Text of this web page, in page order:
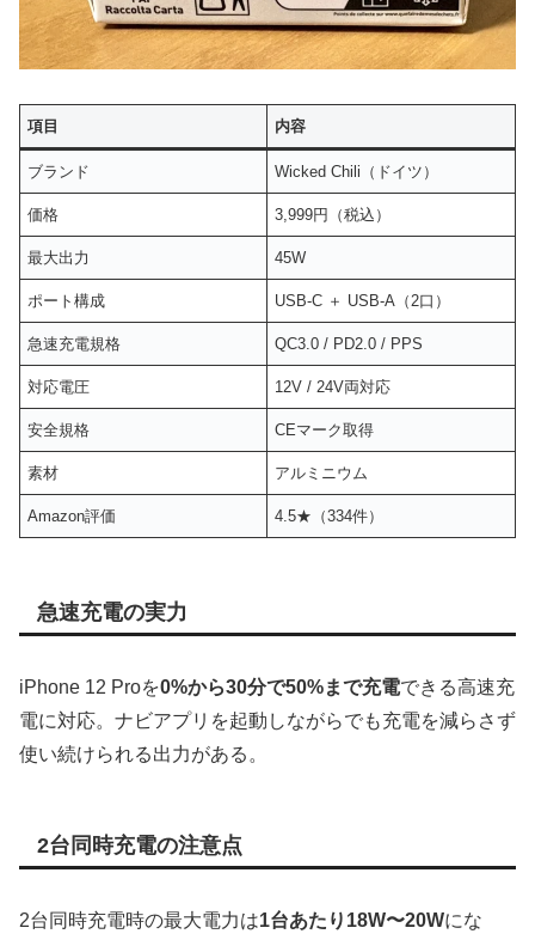
項目 内容
ブランド Wicked Chili（ドイツ）
価格 3,999円（税込）
最大出力 45W
ポート構成 USB-C ＋ USB-A（2口）
急速充電規格 QC3.0 / PD2.0 / PPS
対応電圧 12V / 24V両対応
安全規格 CEマーク取得
素材 アルミニウム
Amazon評価 4.5★（334件）
急速充電の実力
iPhone 12 Proを0%から30分で50%まで充電できる高速充
電に対応。ナビアプリを起動しながらでも充電を減らさず
使い続けられる出力がある。
2台同時充電の注意点
2台同時充電時の最大電力は1台あたり18W〜20Wにな